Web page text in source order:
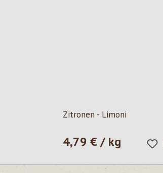
Zitronen - Limoni
Prezzo normale:
4,79 € / kg